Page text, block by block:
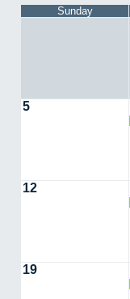
Sunday
5
12
19